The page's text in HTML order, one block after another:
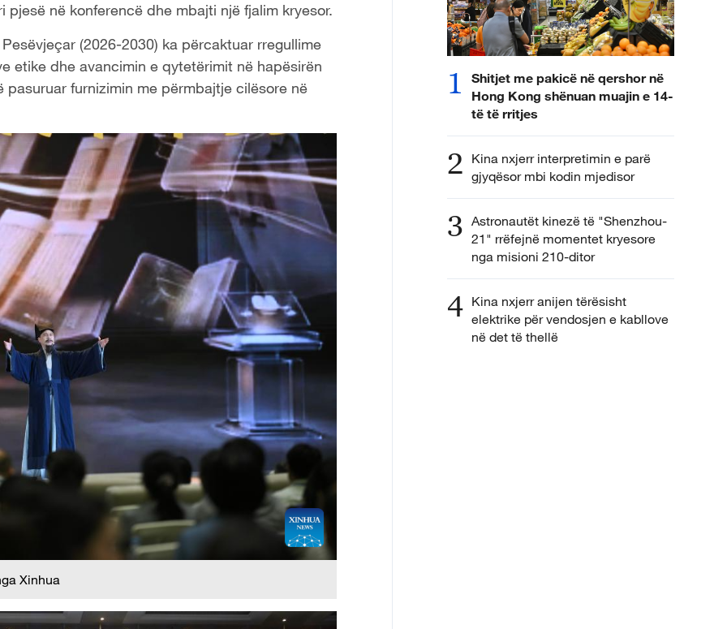
në konferencë dhe mbajti një fjalim kryesor.
(2026-2030) ka përcaktuar rregullime
etike dhe avancimin e qytetërimit në hapësirën
furnizimin me përmbajtje cilësore në
Xinhua
1
Shitjet me pakicë në qershor në
Hong Kong shënuan muajin e 14-
të të rritjes
2 Kina nxjerr interpretimin e parë
gjyqësor mbi kodin mjedisor
3 Astronautët kinezë të "Shenzhou-
21" rrëfejnë momentet kryesore
nga misioni 210-ditor
4 Kina nxjerr anijen tërësisht
elektrike për vendosjen e kabllove
në det të thellë